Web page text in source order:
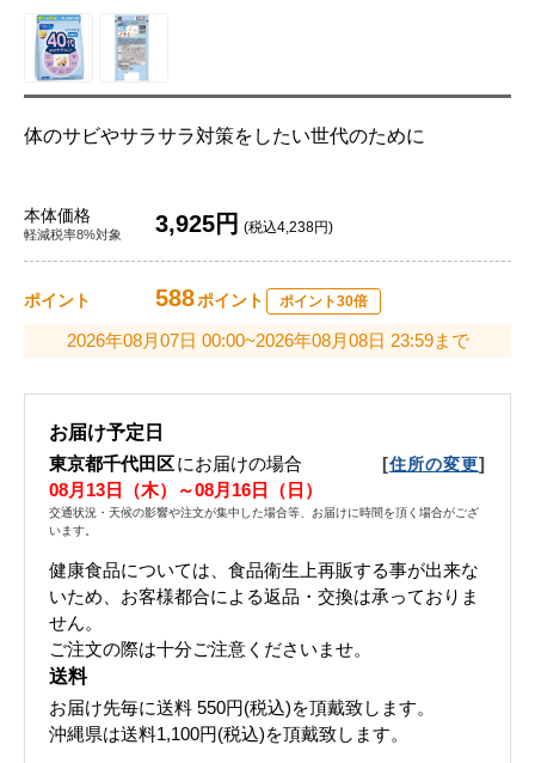
体のサビやサラサラ対策をしたい世代のために
本体価格
軽減税率8%対象 3,925円 (税込4,238円)
ポイント 588ポイント ポイント30倍
2026年08月07日 00:00~2026年08月08日 23:59まで
お届け予定日
東京都千代田区にお届けの場合 [住所の変更]
08月13日（木）～08月16日（日）
交通状況・天候の影響や注文が集中した場合等、お届けに時間を頂く場合がござ
います。
健康食品については、食品衛生上再販する事が出来な
いため、お客様都合による返品・交換は承っておりま
せん。
ご注文の際は十分ご注意くださいませ。
送料
お届け先毎に送料 550円(税込)を頂戴致します。
沖縄県は送料1,100円(税込)を頂戴致します。